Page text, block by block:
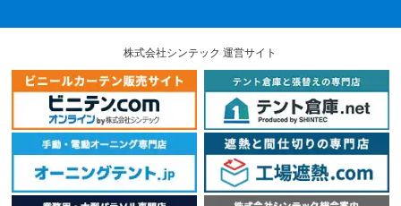
株式会社シンテック 運営サイト